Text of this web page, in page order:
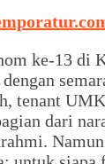
ke-13 di
tenant
dari